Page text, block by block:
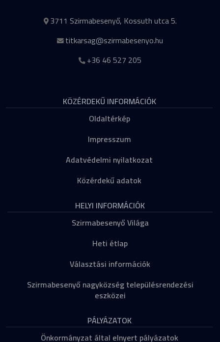
3711 Szirmabesenyő, Kossuth utca 5.
titkarsag@szirmabesenyo.hu
+36 46 527 205
KÖZÉRDEKŰ INFORMÁCIÓK
Oldaltérkép
Impresszum
Adatvédelmi nyilatkozat
Közérdekű adatok
HELYI INFORMÁCIÓK
Szirmabesenyő Világa
Heti étlap
Választási információk
Szirmabesenyő nagyközség településrendezési
eszközei
PÁLYÁZATOK
Önkormányzat által elnyert pályázatok